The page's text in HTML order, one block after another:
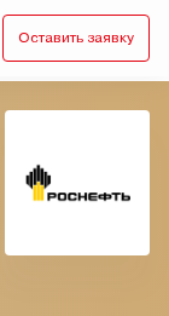
Оставить заявку